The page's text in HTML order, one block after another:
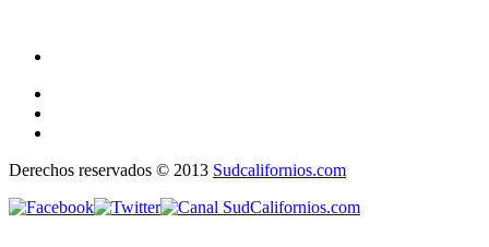
Derechos reservados © 2013 Sudcalifornios.com